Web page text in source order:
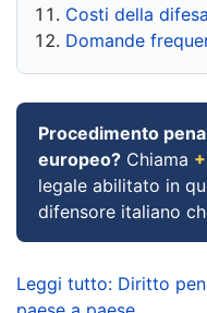
Costi della difesa
Domande
Procedimento
europeo? Chiama
legale abilitato in
difensore italiano
Leggi tutto: Diritto